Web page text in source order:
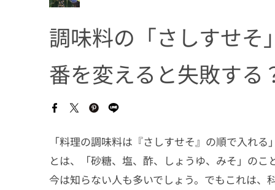
調味料の「さしすせ
番を変えると失敗する
「料理の調味料は『さしすせそ』の順で入れ
とは、「砂糖、塩、酢、しょうゆ、みそ」の
今は知らない人も多いでしょう。でもこれは、